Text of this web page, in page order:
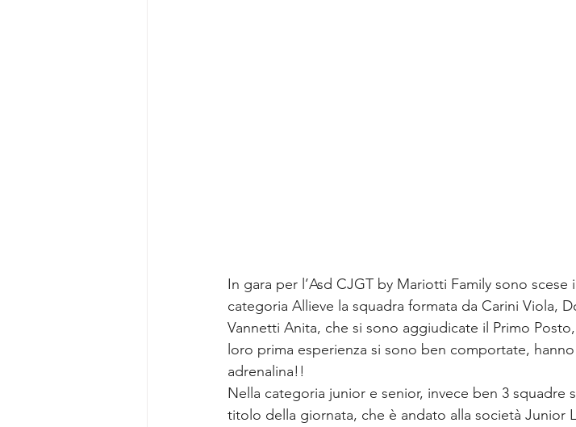
In gara per l’Asd CJGT by Mariotti Family sono
categoria Allieve la squadra formata da Carini Viola,
Vannetti Anita, che si sono aggiudicate il Primo
loro prima esperienza si sono ben comportate,
adrenalina!!
Nella categoria junior e senior, invece ben 3 squadre
titolo della giornata, che è andato alla società Junior